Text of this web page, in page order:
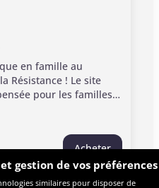
en famille au
Résistance ! Le site
pour les familles
parcours met en
de la Seconde
invite petits et
mêlant art et mémoire.
et d’échanger, en
Acheter
gestion de vos préférences
similaires pour disposer de